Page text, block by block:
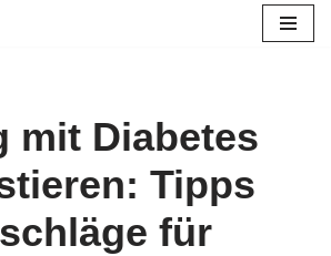
mit Diabetes
Tipps
für